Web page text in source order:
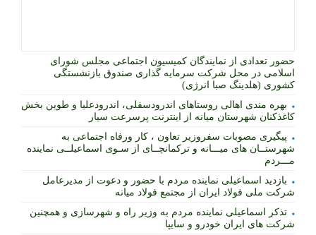
حضور تعدادی از نمایندگان کمیسیون اجتماعی مجلس شورای
اسلامی در محل شرکت سرمایه گذاری صندوق بازنشستگی
کشوری (هلدینگ صبا انرژی)
بهره مندی اهالی روستاهای اندرودسفلی، اندرودعلیا و طوین بخش
کاغذکنان شهرستان میانه از اینترنت پرسرعت سیار
پیگیری مصوبات سفروزیر تعاون ، کار ورفاه اجتماعی به
شهرستــان های میـــانه و ترکمانچــای از سـوی اسماعیلــی نماینده
مـــردم
بازدید اسماعیلی نماینده مردم با حضور و دعوت از مدیرعامل
شرکت ملی فولاد ایران از مجتمع فولاد میانه
تذکر اسماعیلی نماینده مردم به وزیر راه و شهرسازی و همچنین
شرکت های ایران خودرو و سایپا